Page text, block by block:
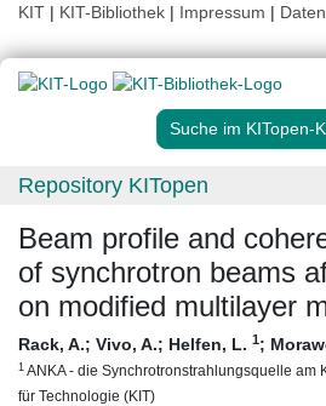
KIT | KIT-Bibliothek | Impressum |
Suche im KITopen-
Repository KITopen
Beam profile and
of synchrotron beams
on modified multilayer
Rack, A.; Vivo, A.; Helfen, L. 1;
1 ANKA - die Synchrotronstrahlungsquelle am
für Technologie (KIT)